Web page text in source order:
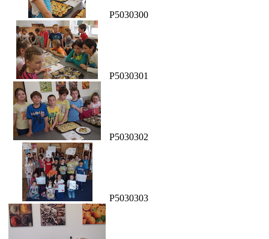
P5030300
P5030301
P5030302
P5030303